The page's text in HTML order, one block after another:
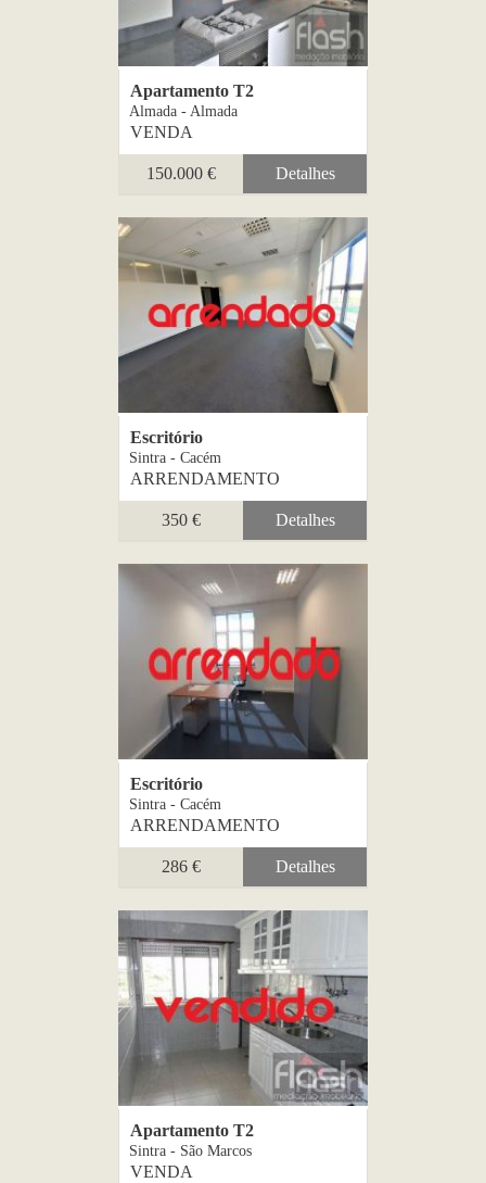
Apartamento T2
Almada - Almada
VENDA
150.000 € Detalhes
Escritório
Sintra - Cacém
ARRENDAMENTO
350 € Detalhes
Escritório
Sintra - Cacém
ARRENDAMENTO
286 € Detalhes
Apartamento T2
Sintra - São Marcos
VENDA